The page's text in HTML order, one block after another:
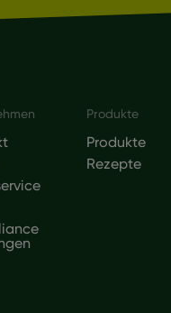
Produkte
Produkte
Rezepte